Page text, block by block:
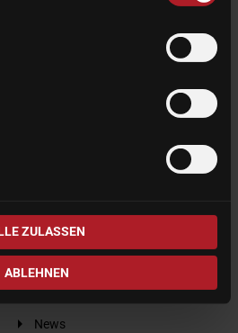
ZULASSEN
ABLEHNEN
company
News